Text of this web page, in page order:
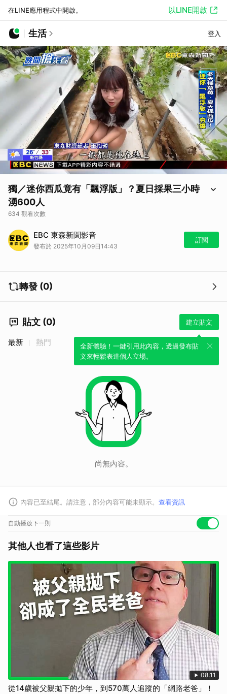
在LINE應用程式中開啟。 以LINE開啟
生活 登入
獨／迷你西瓜竟有「飄浮版」？夏日採果三小時
湧600人
634 觀看次數
連假哪裡玩西瓜，很多人以為產地大多在南部，但其實在桃園就有種西
瓜，年產超過三千噸，不過真正特別的，其中一個品種是「迷你西瓜」，
看起來比拳頭還要小，不過你仔細看，不是長在地上，而是飄浮在空中，
EBC 東森新聞影音
發布於 2025年10月09日14:43
訂閱
轉發 (0)
貼文 (0) 建立貼文
全新體驗！一鍵引用此內容，透過發布貼
文來輕鬆表達個人立場。
最新 熱門
尚無內容。
內容已至結尾。請注意，部分內容可能未顯示。 查看資訊
自動播放下一則
其他人也看了這些影片
08:11
從14歲被父親拋下的少年，到570萬人追蹤的「網路老爸」！